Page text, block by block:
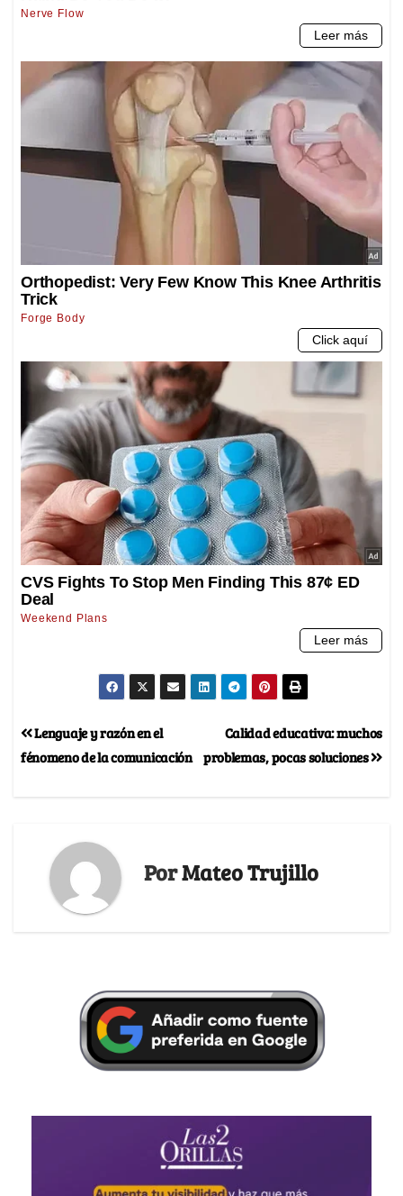
Calidad educativa: muchos
problemas, pocas soluciones
Lenguaje y razón en el
fénomeno de la comunicación
PorMateo Trujillo